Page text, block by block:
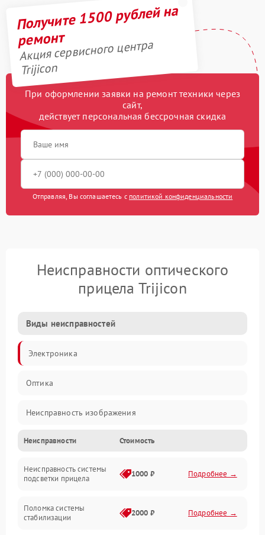
Получите 1500 рублей на
ремонт
Акция сервисного центра
Trijicon
При оформлении заявки на ремонт техники через
сайт,
действует персональная бессрочная скидка
Отправляя, Вы соглашаетесь с политикой конфиденциальности
Неисправности оптического
прицела Trijicon
Виды неисправностей
Электроника
Оптика
Неисправность изображения
Механические повреждения
Неисправность фокусировки и оптики
Неисправности Стоимость
Неисправность системы
подсветки прицела
1000 ₽ Подробнее →
Поломка системы
стабилизации
2000 ₽ Подробнее →